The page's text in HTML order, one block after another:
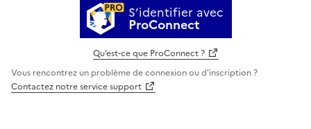
S’identifier avec
ProConnect
Qu’est-ce que ProConnect ?
Vous rencontrez un problème de connexion ou d'inscription ?
Contactez notre service support